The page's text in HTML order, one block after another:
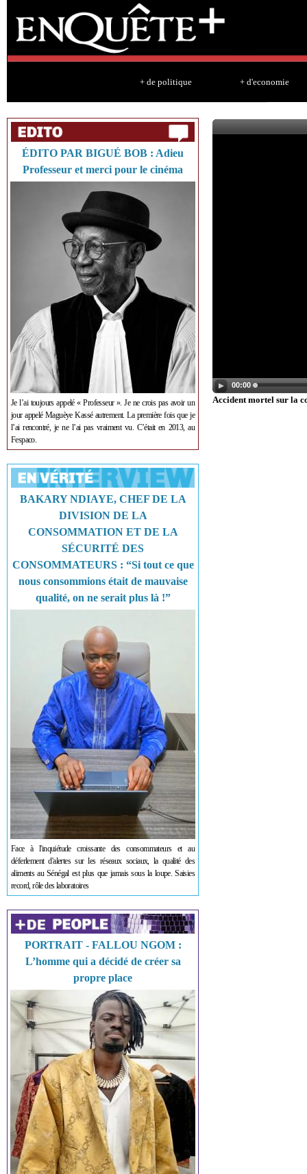
+ de politique + d'economie
ÉDITO PAR BIGUÉ BOB : Adieu
Professeur et merci pour le cinéma
Je l’ai toujours appelé « Professeur ». Je ne crois pas avoir un
jour appelé Maguèye Kassé autrement. La première fois que je
l’ai rencontré, je ne l’ai pas vraiment vu. C’était en 2013, au
Fespaco.
BAKARY NDIAYE, CHEF DE LA
DIVISION DE LA
CONSOMMATION ET DE LA
SÉCURITÉ DES
CONSOMMATEURS : “Si tout ce que
nous consommions était de mauvaise
qualité, on ne serait plus là !”
Face à l'inquiétude croissante des consommateurs et au
déferlement d'alertes sur les réseaux sociaux, la qualité des
aliments au Sénégal est plus que jamais sous la loupe. Saisies
record, rôle des laboratoires
PORTRAIT - FALLOU NGOM :
L’homme qui a décidé de créer sa
propre place
00:00
Accident mortel sur la